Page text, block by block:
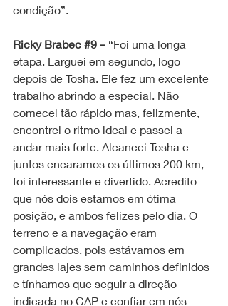
condição”.
Ricky Brabec #9 – “Foi uma longa
etapa. Larguei em segundo, logo
depois de Tosha. Ele fez um excelente
trabalho abrindo a especial. Não
comecei tão rápido mas, felizmente,
encontrei o ritmo ideal e passei a
andar mais forte. Alcancei Tosha e
juntos encaramos os últimos 200 km,
foi interessante e divertido. Acredito
que nós dois estamos em ótima
posição, e ambos felizes pelo dia. O
terreno e a navegação eram
complicados, pois estávamos em
grandes lajes sem caminhos definidos
e tínhamos que seguir a direção
indicada no CAP e confiar em nós